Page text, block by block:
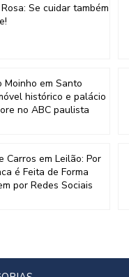
Se cuidar também
Moinho em Santo
histórico e palácio
no ABC paulista
Carros em Leilão: Por
é Feita de Forma
por Redes Sociais